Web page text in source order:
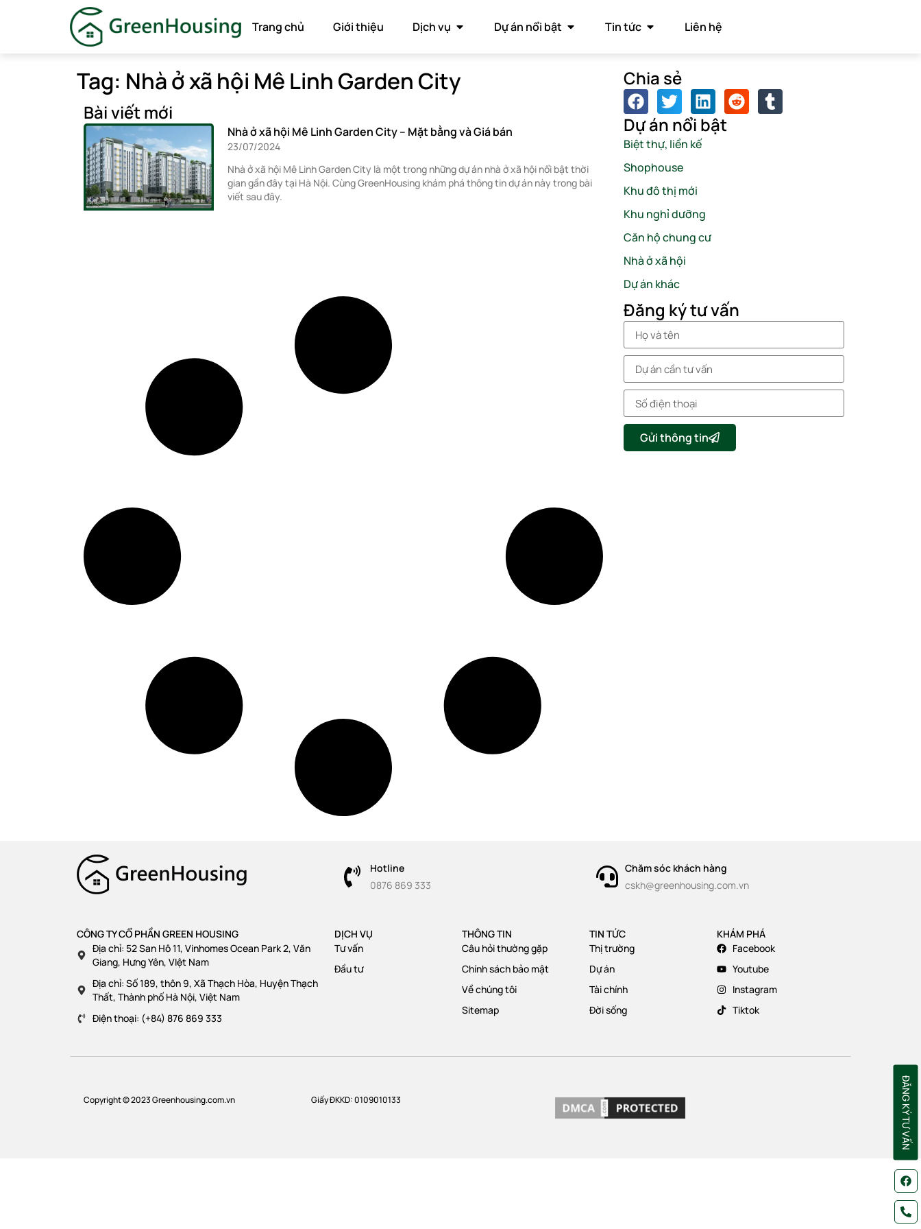
Trang chủ Giới thiệu Dịch vụ Dự án nổi bật Tin tức Liên hệ
Tag: Nhà ở xã hội Mê Linh Garden City
Bài viết mới
Nhà ở xã hội Mê Linh Garden City – Mặt bằng và Giá bán
23/07/2024
Nhà ở xã hội Mê Linh Garden City là một trong những dự án nhà ở xã hội nổi bật thời
gian gần đây tại Hà Nội. Cùng GreenHousing khám phá thông tin dự án này trong bài
viết sau đây.
Chia sẻ
Dự án nổi bật
Biệt thự, liền kế
Shophouse
Khu đô thị mới
Khu nghỉ dưỡng
Căn hộ chung cư
Nhà ở xã hội
Dự án khác
Đăng ký tư vấn
Gửi thông tin
Hotline
0876 869 333
Chăm sóc khách hàng
cskh@greenhousing.com.vn
CÔNG TY CỔ PHẦN GREEN HOUSING
Địa chỉ: 52 San Hô 11, Vinhomes Ocean Park 2, Văn
Giang, Hưng Yên, VIệt Nam
Địa chỉ: Số 189, thôn 9, Xã Thạch Hòa, Huyện Thạch
Thất, Thành phố Hà Nội, Việt Nam
Điện thoại: (+84) 876 869 333
DỊCH VỤ
Tư vấn
Đầu tư
THÔNG TIN
Câu hỏi thường gặp
Chính sách bảo mật
Về chúng tôi
Sitemap
TIN TỨC
Thị trường
Dự án
Tài chính
Đời sống
KHÁM PHÁ
Facebook
Youtube
Instagram
Tiktok
Copyright © 2023 Greenhousing.com.vn Giấy ĐKKD: 0109010133 ĐĂNG KÝ TƯ VẤN